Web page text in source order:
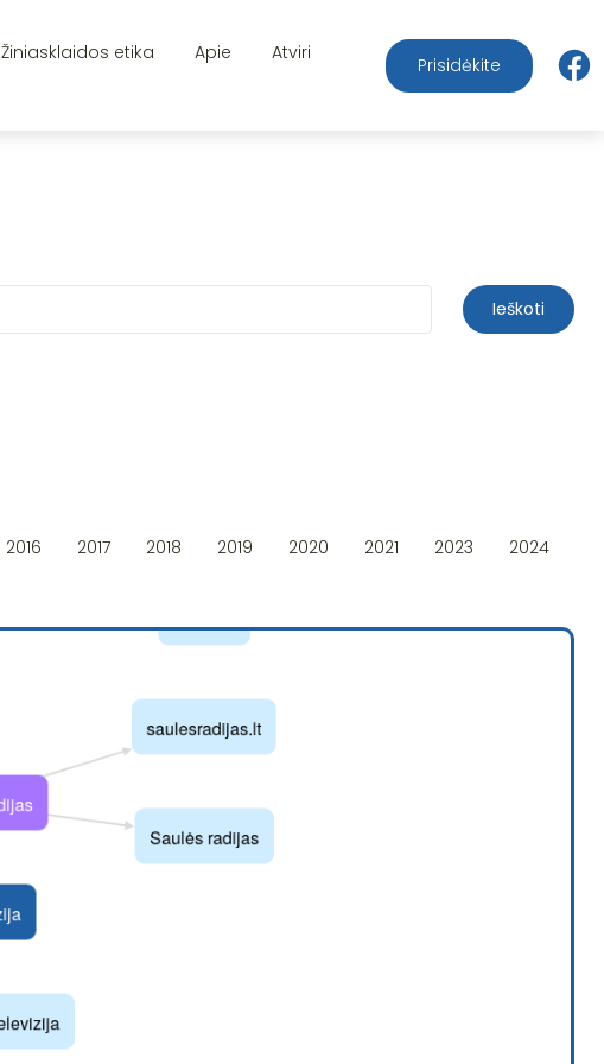
Žiniasklaidos etika Apie
Atviri
Prisidėkite
Ieškoti
2016 2017 2018 2019 2020 2021 2023 2024